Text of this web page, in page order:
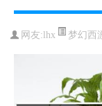
网友: lhx 梦幻西